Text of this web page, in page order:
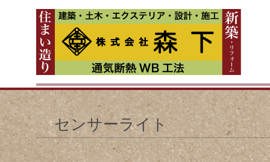
センサーライト